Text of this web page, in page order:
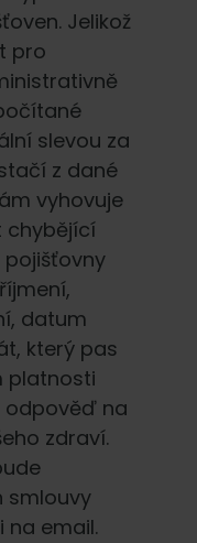
Jelikož
pro
slevou za
z dané
vyhovuje
chybějící
pojišťovny
datum
který pas
platnosti
odpověď na
zdraví.
smlouvy
na email.